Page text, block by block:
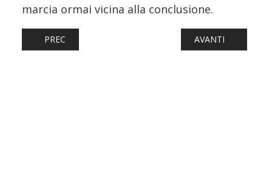
marcia ormai vicina alla conclusione.
ARTICOLO PRECEDENTE: FERROVIE: IL NUOVO
PREC ARTICOLO
AVANTI